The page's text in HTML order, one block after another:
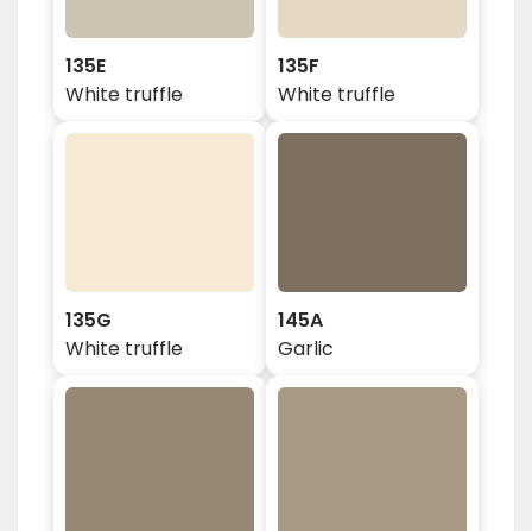
135E
White truffle
135F
White truffle
135G
White truffle
145A
Garlic